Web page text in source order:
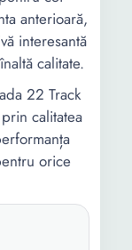
anterioară,
interesantă
calitate.
22 Track
calitatea
orice